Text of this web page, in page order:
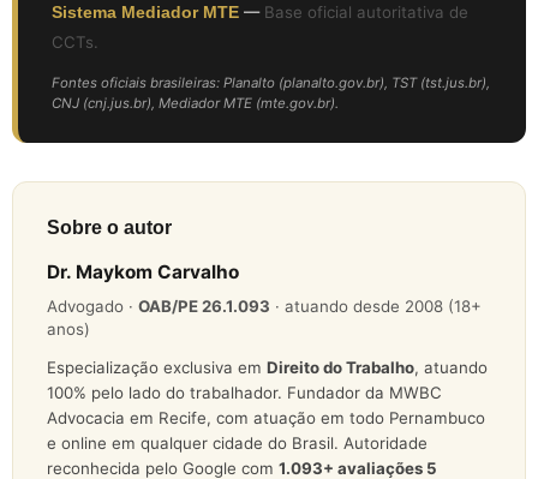
Sistema Mediador MTE — Base oficial autoritativa de
CCTs.
Fontes oficiais brasileiras: Planalto (planalto.gov.br), TST (tst.jus.br),
CNJ (cnj.jus.br), Mediador MTE (mte.gov.br).
Sobre o autor
Dr. Maykom Carvalho
Advogado · OAB/PE 26.1.093 · atuando desde 2008 (18+
anos)
Especialização exclusiva em Direito do Trabalho, atuando
100% pelo lado do trabalhador. Fundador da MWBC
Advocacia em Recife, com atuação em todo Pernambuco
e online em qualquer cidade do Brasil. Autoridade
reconhecida pelo Google com 1.093+ avaliações 5